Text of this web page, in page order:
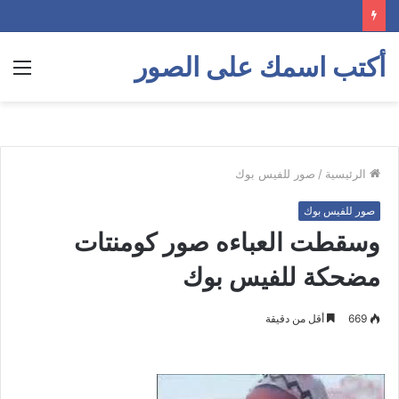
أكتب اسمك على الصور
الرئيسية / صور للفيس بوك
صور للفيس بوك
وسقطت العباءه صور كومنتات
مضحكة للفيس بوك
669 أقل من دقيقة